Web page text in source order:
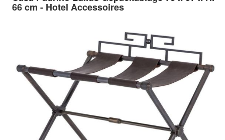
66 cm - Hotel Accessoires